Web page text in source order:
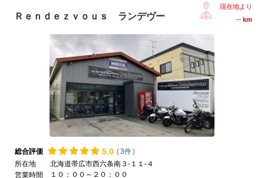
Ｒｅｎｄｅｚｖｏｕｓ ランデヴー
現在地より
-- km
総合評価 5.0 (3件)
所在地
北海道帯広市西六条南３-１１-４
営業時間
１０：００～２０：００